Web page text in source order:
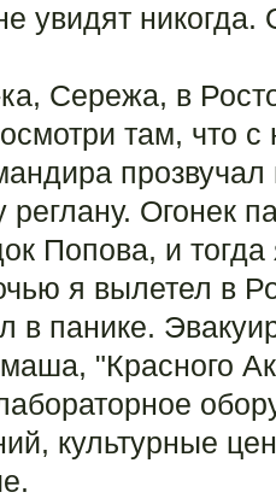
увидят
Сережа, в
там, что
реглану. Огонек
Попова, и тогда
я вылетел в
в панике.
"Красного
культурные